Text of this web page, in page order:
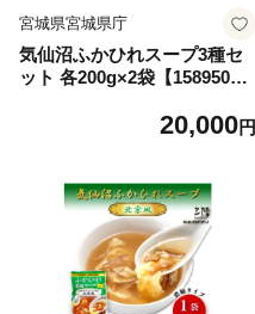
宮城県宮城県庁
気仙沼ふかひれスープ3種セ
ット 各200g×2袋【158950
20,000円